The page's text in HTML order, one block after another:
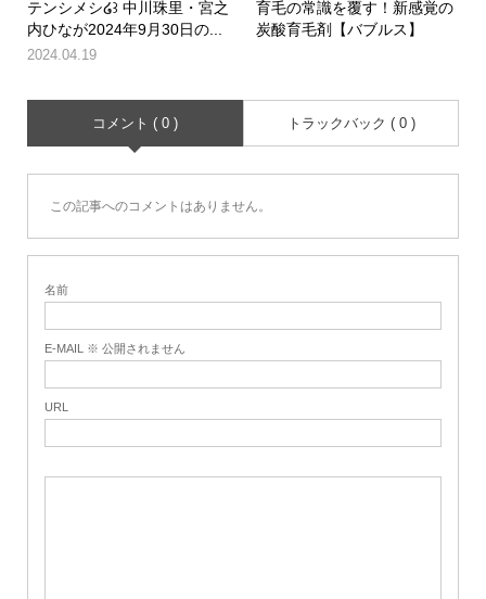
テンシメシ໒꒱ 中川珠里・宮之
内ひなが2024年9月30日の...
2024.04.19
育毛の常識を覆す！新感覚の
炭酸育毛剤【バブルス】
コメント ( 0 ) トラックバック ( 0 )
この記事へのコメントはありません。
名前
E-MAIL ※ 公開されません
URL